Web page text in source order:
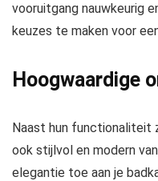
vooruitgang nauwkeurig
keuzes te maken voor
Hoogwaardige
Naast hun functionaliteit
ook stijlvol en modern
elegantie toe aan je